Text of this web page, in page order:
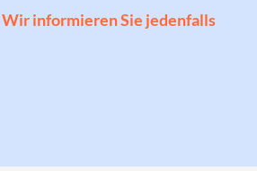
Wir informieren Sie jedenfalls